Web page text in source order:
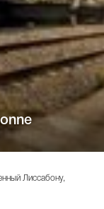
Лиссабону,